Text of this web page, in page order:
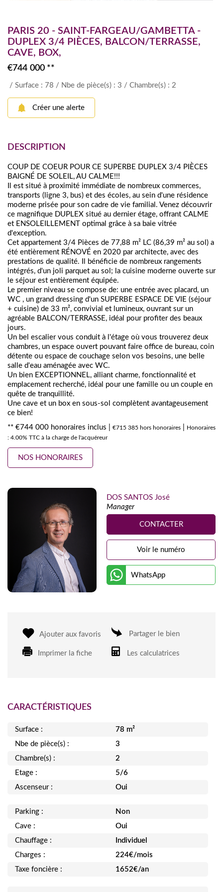
PARIS 20 - SAINT-FARGEAU/GAMBETTA -
DUPLEX 3/4 PIÈCES, BALCON/TERRASSE,
CAVE, BOX,
€744 000 **
/ Surface : 78 / Nbe de pièce(s) : 3 / Chambre(s) : 2
Créer une alerte
DESCRIPTION
COUP DE COEUR POUR CE SUPERBE DUPLEX 3/4 PIÈCES
BAIGNÉ DE SOLEIL, AU CALME!!!
Il est situé à proximité immédiate de nombreux commerces,
transports (ligne 3, bus) et des écoles, au sein d'une résidence
moderne prisée pour son cadre de vie familial. Venez découvrir
ce magnifique DUPLEX situé au dernier étage, offrant CALME
et ENSOLEILLEMENT optimal grâce à sa baie vitrée
d'exception.
Cet appartement 3/4 Pièces de 77,88 m² LC (86,39 m² au sol) a
été entièrement RÉNOVÉ en 2020 par architecte, avec des
prestations de qualité. Il bénéficie de nombreux rangements
intégrés, d'un joli parquet au sol; la cuisine moderne ouverte sur
le séjour est entièrement équipée.
Le premier niveau se compose de: une entrée avec placard, un
WC , un grand dressing d'un SUPERBE ESPACE DE VIE (séjour
+ cuisine) de 33 m², convivial et lumineux, ouvrant sur un
agréable BALCON/TERRASSE, idéal pour profiter des beaux
jours.
Un bel escalier vous conduit à l'étage où vous trouverez deux
chambres, un espace ouvert pouvant faire office de bureau, coin
détente ou espace de couchage selon vos besoins, une belle
salle d'eau aménagée avec WC.
Un bien EXCEPTIONNEL, alliant charme, fonctionnalité et
emplacement recherché, idéal pour une famille ou un couple en
quête de tranquillité.
Une cave et un box en sous-sol complètent avantageusement
ce bien!
** €744 000 honoraires inclus €715 385 hors honoraires
Honoraires
: 4.00% TTC à la charge de l'acquéreur
NOS HONORAIRES
DOS SANTOS José
Manager
CONTACTER
Voir le numéro
WhatsApp
Ajouter aux favoris Partager le bien
Imprimer la fiche Les calculatrices
CARACTÉRISTIQUES
Surface :
78 m²
Nbe de pièce(s) :
3
Chambre(s) :
2
Etage :
5/6
Ascenseur :
Oui
Parking :
Non
Cave :
Oui
Chauffage :
Individuel
Charges :
224€/mois
Taxe foncière :
1652€/an